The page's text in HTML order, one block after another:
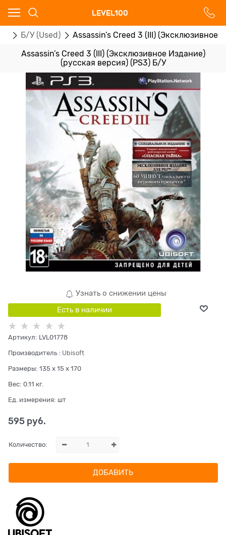
LEVEL100
Б/У (Used) Assassin’s Creed 3 (III) (Эксклюзивное
Assassin’s Creed 3 (III) (Эксклюзивное Издание)
(русская версия) (PS3) Б/У
Узнать о снижении цены
Есть в наличии
Артикул: LVL01778
Производитель : Ubisoft
Размеры: 135 x 15 x 170
Вес: 0.11 кг.
Ед. измерения: шт
595 руб.
Количество:
ДОБАВИТЬ
Ваш город - Москва,
угадали?
ДА НЕТ